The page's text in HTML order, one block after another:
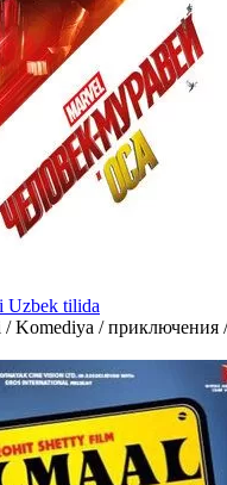
Uzbek tilida
/ Komediya / приключения